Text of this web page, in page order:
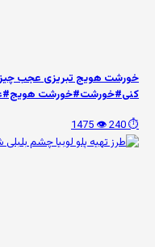
خورشت هویج تبریزی عجب
کنی#خورشت#خورشت
⏱️ 240
👁️ 1475